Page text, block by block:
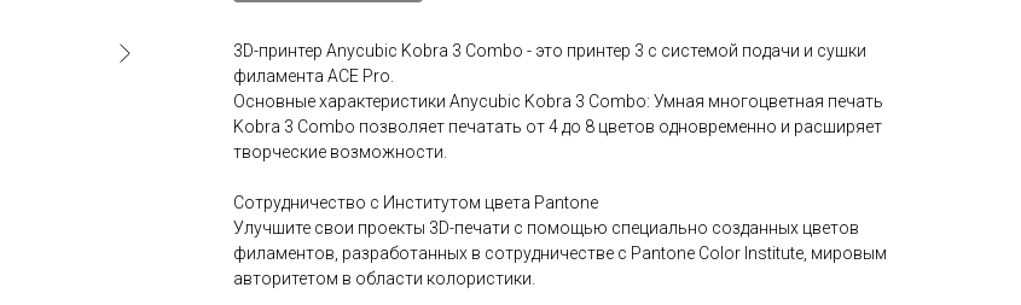
3D-принтер Anycubic Kobra 3 Combo - это принтер 3 с системой подачи и сушки
филамента ACE Pro.
Основные характеристики Anycubic Kobra 3 Combo: Умная многоцветная печать
Kobra 3 Combo позволяет печатать от 4 до 8 цветов одновременно и расширяет
творческие возможности.
Сотрудничество с Институтом цвета Pantone
Улучшите свои проекты 3D-печати с помощью специально созданных цветов
филаментов, разработанных в сотрудничестве с Pantone Color Institute, мировым
авторитетом в области колористики.